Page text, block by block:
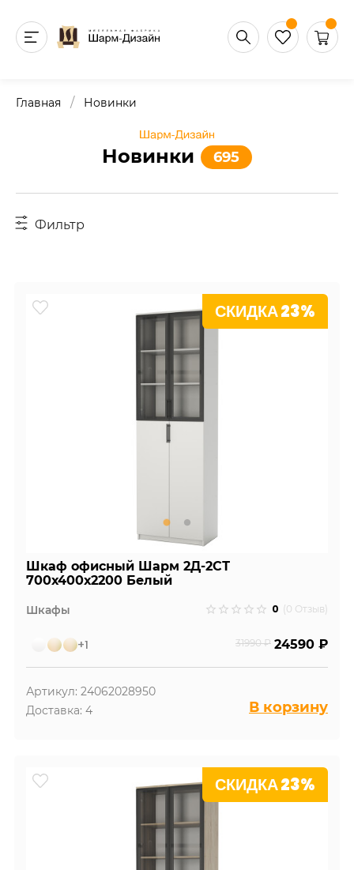
Главная / Новинки
Новинки 695
Фильтр
СКИДКА 23%
Шкаф офисный Шарм 2Д-2СТ
700х400х2200 Белый
Шкафы 0 (0 Отзыв)
+1 31990 ₽ 24590 ₽
Артикул: 24062028950
Доставка: 4
В корзину
СКИДКА 23%